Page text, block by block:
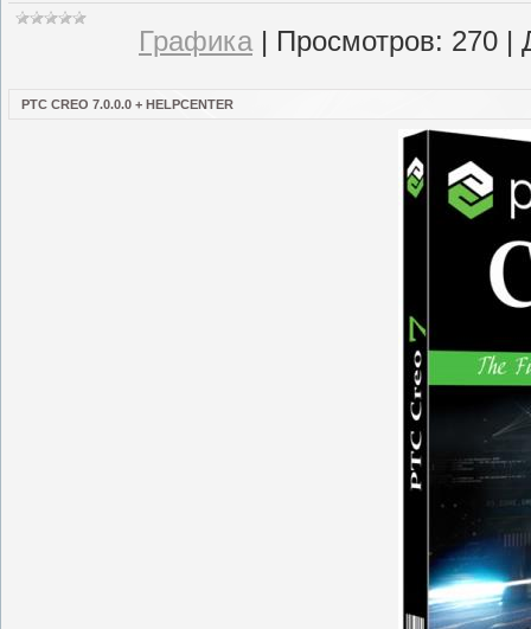
Графика | Просмотров: 270 |
PTC CREO 7.0.0.0 + HELPCENTER